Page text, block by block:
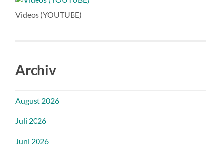
Videos (YOUTUBE)
Archiv
August 2026
Juli 2026
Juni 2026